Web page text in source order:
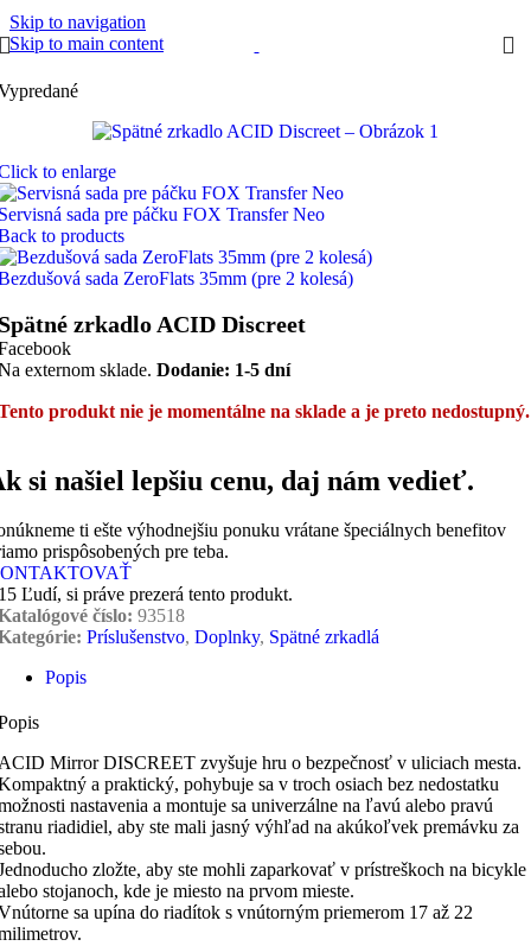
Skip to navigation
Skip to main content
to enlarge
sada pre páčku FOX Transfer Neo
to products
sada ZeroFlats 35mm (pre 2 kolesá)
zrkadlo ACID Discreet
externom sklade. Dodanie: 1-5 dní
produkt nie je momentálne na sklade a je preto nedostupný.
si našiel lepšiu cenu, daj nám vedieť.
ti ešte výhodnejšiu ponuku vrátane špeciálnych benefitov
prispôsobených pre teba.
Ľudí, si práve prezerá tento produkt.
číslo: 93518
Príslušenstvo, Doplnky, Spätné zrkadlá
Popis
Mirror DISCREET zvyšuje hru o bezpečnosť v uliciach mesta.
a praktický, pohybuje sa v troch osiach bez nedostatku
nastavenia a montuje sa univerzálne na ľavú alebo pravú
riadidiel, aby ste mali jasný výhľad na akúkoľvek premávku za
zložte, aby ste mohli zaparkovať v prístreškoch na bicykle
stojanoch, kde je miesto na prvom mieste.
sa upína do riadítok s vnútorným priemerom 17 až 22